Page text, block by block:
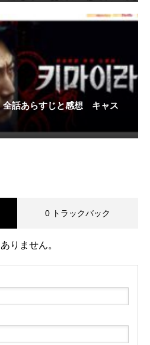
話あらすじと感想 キャス
0 トラックバック
りません。